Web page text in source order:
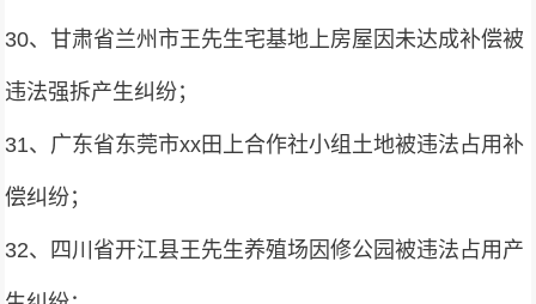
30、甘肃省兰州市王先生宅基地上房屋因未达成补偿被
违法强拆产生纠纷；
31、广东省东莞市xx田上合作社小组土地被违法占用补
偿纠纷；
32、四川省开江县王先生养殖场因修公园被违法占用产